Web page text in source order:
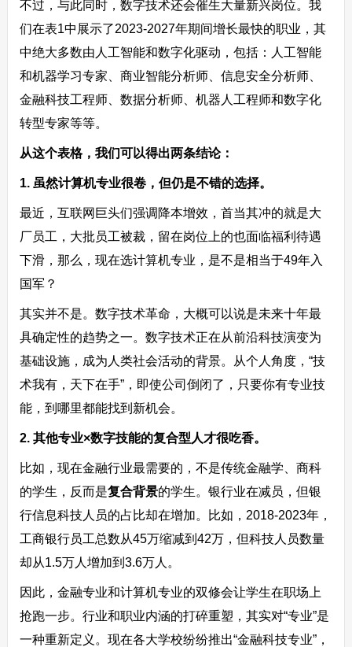
不过，与此同时，数字技术还会催生大量新兴岗位。我
们在表1中展示了2023-2027年期间增长最快的职业，其
中绝大多数由人工智能和数字化驱动，包括：人工智能
和机器学习专家、商业智能分析师、信息安全分析师、
金融科技工程师、数据分析师、机器人工程师和数字化
转型专家等等。
从这个表格，我们可以得出两条结论：
1. 虽然计算机专业很卷，但仍是不错的选择。
最近，互联网巨头们强调降本增效，首当其冲的就是大
厂员工，大批员工被裁，留在岗位上的也面临福利待遇
下滑，那么，现在选计算机专业，是不是相当于49年入
国军？
其实并不是。数字技术革命，大概可以说是未来十年最
具确定性的趋势之一。数字技术正在从前沿科技演变为
基础设施，成为人类社会活动的背景。从个人角度，“技
术我有，天下在手”，即使公司倒闭了，只要你有专业技
能，到哪里都能找到新机会。
2. 其他专业×数字技能的复合型人才很吃香。
比如，现在金融行业最需要的，不是传统金融学、商科
的学生，反而是复合背景的学生。银行业在减员，但银
行信息科技人员的占比却在增加。比如，2018-2023年，
工商银行员工总数从45万缩减到42万，但科技人员数量
却从1.5万人增加到3.6万人。
因此，金融专业和计算机专业的双修会让学生在职场上
抢跑一步。行业和职业内涵的打碎重塑，其实对“专业”是
一种重新定义。现在各大学校纷纷推出“金融科技专业”，